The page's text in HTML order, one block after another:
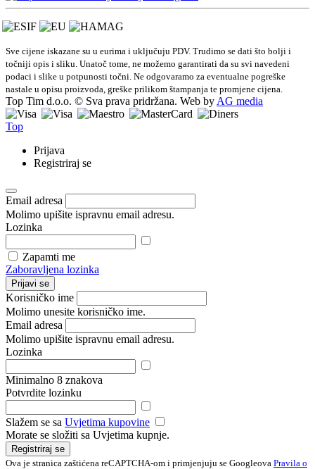
Sve cijene iskazane su u eurima i uključuju PDV. Trudimo se dati što bolji i
točniji opis i sliku. Unatoč tome, ne možemo garantirati da su svi navedeni
podaci i slike u potpunosti točni. Ne odgovaramo za eventualne pogreške
nastale u opisu proizvoda, greške prilikom štampanja te promjene cijena.
Top Tim d.o.o. © Sva prava pridržana. Web by AG media
Top
Prijava
Registriraj se
Email adresa
Molimo upišite ispravnu email adresu.
Lozinka
Zapamti me
Zaboravljena lozinka
Prijavi se
Korisničko ime
Molimo unesite korisničko ime.
Email adresa
Molimo upišite ispravnu email adresu.
Lozinka
Minimalno 8 znakova
Potvrdite lozinku
Slažem se sa Uvjetima kupovine
Morate se složiti sa Uvjetima kupnje.
Registriraj se
Ova je stranica zaštićena reCAPTCHA-om i primjenjuju se Googleova Pravila o